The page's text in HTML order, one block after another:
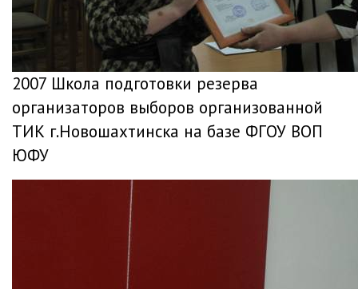
2007 Школа подготовки резерва
организаторов выборов организованной
ТИК г.Новошахтинска на базе ФГОУ ВОП
ЮФУ